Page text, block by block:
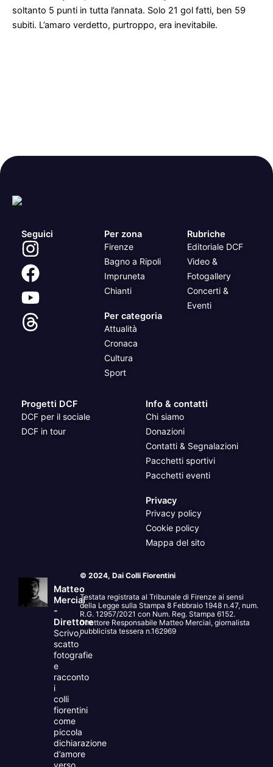
soltanto 5 punti in tutta l’annata. Solo 21 gol fatti, ben 59
subiti. L’amaro verdetto, purtroppo, era inevitabile.
Seguici Per zona
Firenze
Bagno a Ripoli
Impruneta
Chianti
Per categoria
Attualità
Cronaca
Cultura
Sport
Rubriche
Editoriale DCF
Video &
Fotogallery
Concerti &
Eventi
Progetti DCF
DCF per il sociale
DCF in tour
Info & contatti
Chi siamo
Donazioni
Contatti & Segnalazioni
Pacchetti sportivi
Pacchetti eventi
Privacy
Privacy policy
Cookie policy
Mappa del sito
Matteo
Merciai
-
Direttore
Scrivo,
scatto
fotografie
e
racconto
i
colli
fiorentini
come
piccola
dichiarazione
d’amore
verso
© 2024, Dai Colli Fiorentini
Testata registrata al Tribunale di Firenze ai sensi
della Legge sulla Stampa 8 Febbraio 1948 n.47, num.
R.G. 12957/2021 con Num. Reg. Stampa 6152.
Direttore Responsabile Matteo Merciai, giornalista
pubblicista tessera n.162969